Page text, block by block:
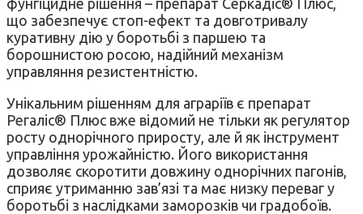
що забезпечує стоп-ефект та довготривалу
куративну дію у боротьбі з паршею та
борошнистою росою, надійний механізм
управляння резистентністю.
Унікальним рішенням для аграріїв є препарат
Регаліс® Плюс вже відомий не тільки як регулятор
росту однорічного приросту, але й як інструмент
управління урожайністю. Його використання
дозволяє скоротити довжину однорічних пагонів,
сприяє утриманню зав’язі та має низку переваг у
боротьбі з наслідками заморозків чи градобоїв.